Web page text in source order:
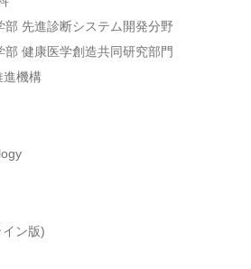
先進診断システム開発分野
健康医学創造共同研究部門
進機構
ン版)